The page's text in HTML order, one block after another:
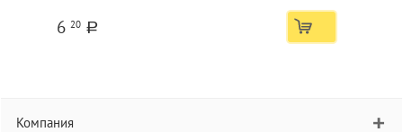
6 20 a
Компания